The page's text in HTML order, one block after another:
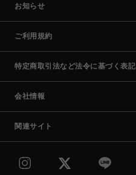
お知らせ
ご利用規約
特定商取引法など法令に基づく表記
会社情報
関連サイト